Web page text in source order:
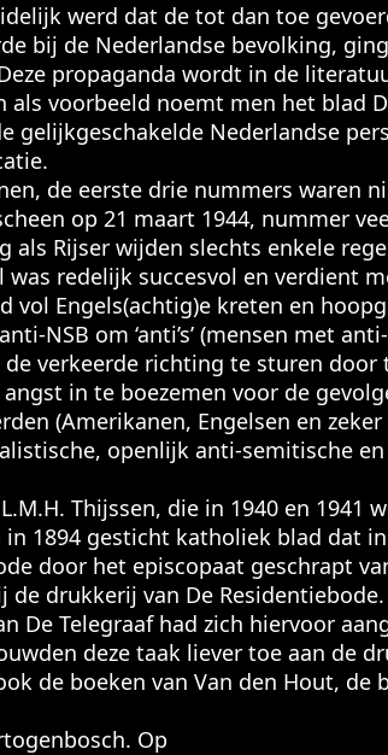
werd dat de tot dan toe
bij de Nederlandse bevolking,
propaganda wordt in de
voorbeeld noemt men het blad
gelijkgeschakelde Nederlandse
de eerste drie nummers waren
op 21 maart 1944, nummer
als Rijser wijden slechts enkele
redelijk succesvol en verdient
Engels(achtig)e kreten en
NSB om ‘anti’s’ (mensen met
verkeerde richting te sturen door
in te boezemen voor de
(Amerikanen, Engelsen en zeker
openlijk anti-semitische
Thijssen, die in 1940 en 1941
1894 gesticht katholiek blad dat
door het episcopaat geschrapt
drukkerij van De Residentiebode.
De Telegraaf had zich hiervoor
deze taak liever toe aan de
de boeken van Van den Hout, de
Op